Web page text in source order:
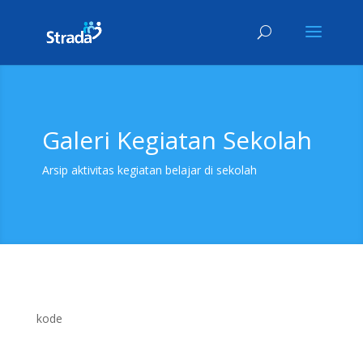
Galeri Kegiatan Sekolah
Arsip aktivitas kegiatan belajar di sekolah
kode